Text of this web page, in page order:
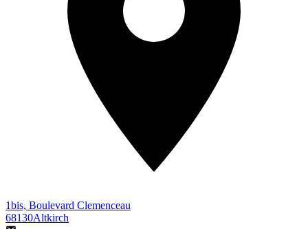
1bis, Boulevard Clemenceau
68130Altkirch